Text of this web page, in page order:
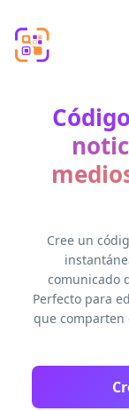
Cree un
comunicado
Perfecto para
que comparten